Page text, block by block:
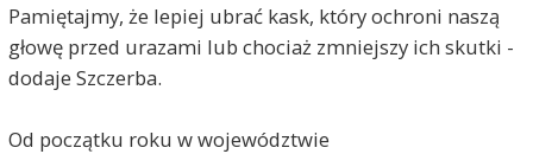
Pamiętajmy, że lepiej ubrać kask, który ochroni naszą
głowę przed urazami lub chociaż zmniejszy ich skutki -
dodaje Szczerba.
Od początku roku w województwie